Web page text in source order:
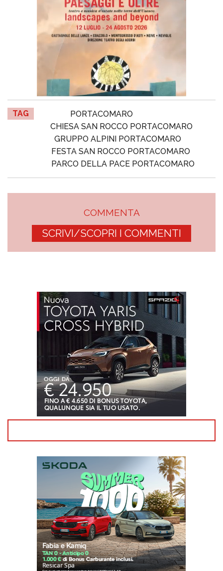
TAG
PORTACOMARO
CHIESA SAN ROCCO PORTACOMARO
GRUPPO ALPINI PORTACOMARO
FESTA SAN ROCCO PORTACOMARO
PARCO DELLA PACE PORTACOMARO
COMMENTA
SCRIVI/SCOPRI I COMMENTI